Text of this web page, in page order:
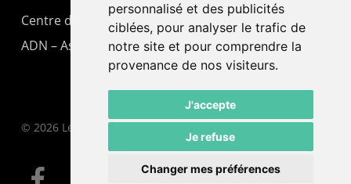
personnalisé et des publicités
ciblées, pour analyser le trafic de
notre site et pour comprendre la
provenance de nos visiteurs.
J'accepte
Je refuse
Changer mes préférences
Centre de culture ABC
ADN – Association Danse Neuchâtel
© 2026 Le Pommier.
facebook email